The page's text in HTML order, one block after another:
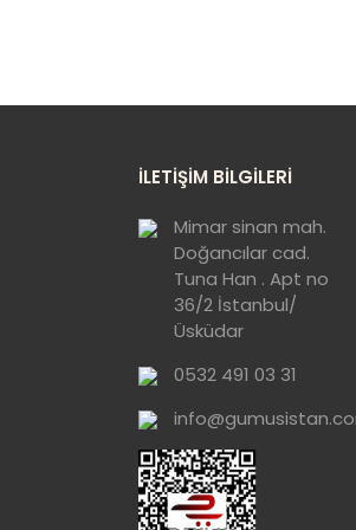
İLETİŞİM BİLGİLERİ
Mimar sinan mah.
Doğancılar cad.
Tuna Han . Apt no
36/2 İstanbul/
Üsküdar
0532 491 03 31